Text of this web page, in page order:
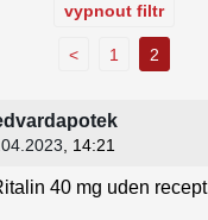
vypnout filtr
< 1 2
, 14:21
40 mg uden recept